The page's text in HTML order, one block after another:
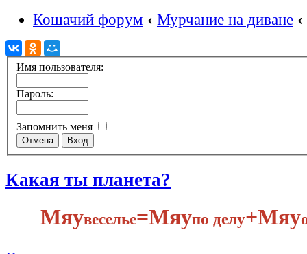
Кошачий форум ‹ Мурчание на диване ‹
Имя пользователя:
Пароль:
Запомнить меня
Какая ты планета?
Мяувеселье​=Мяупо делу​+Мяу